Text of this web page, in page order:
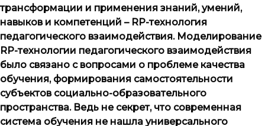
трансформации и применения знаний, умений,
навыков и компетенций – RP-технология
педагогического взаимодействия. Моделирование
RP-технологии педагогического взаимодействия
было связано с вопросами о проблеме качества
обучения, формирования самостоятельности
субъектов социально-образовательного
пространства. Ведь не секрет, что современная
система обучения не нашла универсального